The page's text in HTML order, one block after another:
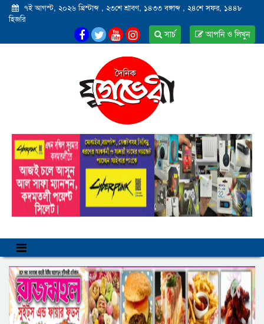
৭ই আগস্ট, ২০২৬ খ্রিস্টাব্দ , ২৩শে শ্রাবণ, ১৪৩৩ বঙ্গাব্দ , ২৪শে সফর, ১৪৪৮
হিজরি
আপনি ও লিখুন
সার্চ